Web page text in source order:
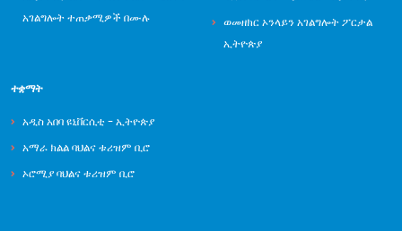
አገልግሎት ተጠቃሚዎች በሙሉ
ወመዘክር ኦንላይን አገልግሎት ፖርታል
ኢትዮጵያ
ተቋማት
አዲስ አበባ ዩኒቨርሲቲ - ኢትዮጵያ
አማራ ክልል ባህልና ቱሪዝም ቢሮ
ኦሮሚያ ባህልና ቱሪዝም ቢሮ